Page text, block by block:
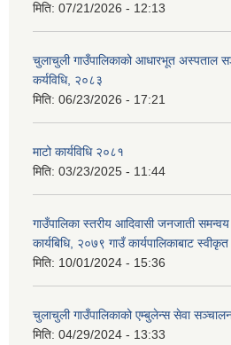
मिति: 07/21/2026 - 12:13
चुलाचुली गाउँपालिकाको आधारभूत अस्पताल
कर्यविधि, २०८३
मिति: 06/23/2026 - 17:21
माटो कार्यविधि २०८१
मिति: 03/23/2025 - 11:44
गाउँपालिका स्तरीय आदिवासी जनजाती
कार्यबिधि, २०७९ गाउँ कार्यपालिकाबाट
मिति: 10/01/2024 - 15:36
चुलाचुली गाउँपालिकाको एम्बुलेन्स सेवा
मिति: 04/29/2024 - 13:33